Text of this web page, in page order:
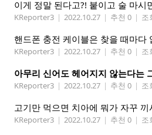
이게 정말 된다고?! 붙이고 술 마시
KReporter3 | 2022.10.27 | 추천 0 | 조
핸드폰 충전 케이블은 찾을 때마다
KReporter3 | 2022.10.27 | 추천 0 | 조
아무리 신어도 헤어지지 않는다는
KReporter3 | 2022.10.27 | 추천 0 | 조
고기만 먹으면 치아에 뭐가 자꾸 끼
KReporter3 | 2022.10.27 | 추천 0 | 조